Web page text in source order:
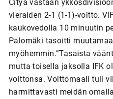
Citya vastaan
vieraiden 2-1 (1-1)-voitto.
kaukovedolla 10 minuutin
Palomäki tasoitti
myöhemmin.”Tasaista
mutta toisella jaksolla IFK
voittonsa. Voittomaali tuli
harmittavasti meidän